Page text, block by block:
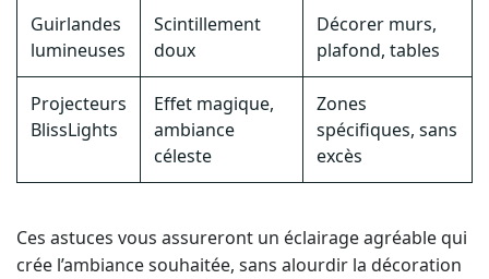
Guirlandes
lumineuses
Scintillement
doux
Décorer murs,
plafond, tables
Projecteurs
BlissLights
Effet magique,
ambiance
céleste
Zones
spécifiques, sans
excès
Ces astuces vous assureront un éclairage agréable qui
crée l’ambiance souhaitée, sans alourdir la décoration